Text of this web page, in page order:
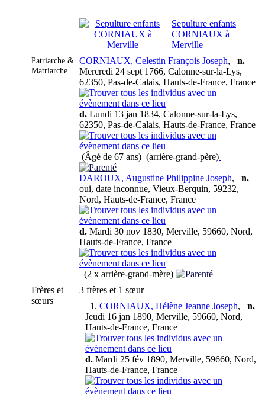
Sepulture enfants
CORNIAUX à
Merville
Patriarche &
Matriarche
CORNIAUX, Celestin François Joseph, n.
Mercredi 24 sept 1766, Calonne-sur-la-Lys,
62350, Pas-de-Calais, Hauts-de-France, France
d. Lundi 13 jan 1834, Calonne-sur-la-Lys,
62350, Pas-de-Calais, Hauts-de-France, France
(Âgé de 67 ans) (arrière-grand-père)
DAROUX, Augustine Philippine Joseph, n.
oui, date inconnue, Vieux-Berquin, 59232,
Nord, Hauts-de-France, France
d. Mardi 30 nov 1830, Merville, 59660, Nord,
Hauts-de-France, France
(2 x arrière-grand-mère)
Frères et
sœurs
3 frères et 1 sœur
1. CORNIAUX, Hélène Jeanne Joseph, n.
Jeudi 16 jan 1890, Merville, 59660, Nord,
Hauts-de-France, France
d. Mardi 25 fév 1890, Merville, 59660, Nord,
Hauts-de-France, France